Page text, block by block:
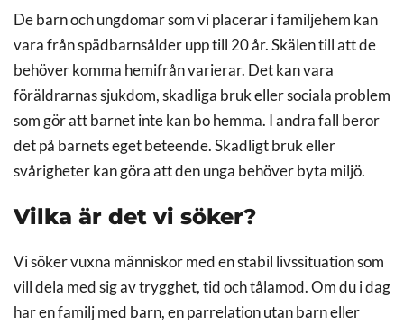
De barn och ungdomar som vi placerar i familjehem kan
vara från spädbarnsålder upp till 20 år. Skälen till att de
behöver komma hemifrån varierar. Det kan vara
föräldrarnas sjukdom, skadliga bruk eller sociala problem
som gör att barnet inte kan bo hemma. I andra fall beror
det på barnets eget beteende. Skadligt bruk eller
svårigheter kan göra att den unga behöver byta miljö.
Vilka är det vi söker?
Vi söker vuxna människor med en stabil livssituation som
vill dela med sig av trygghet, tid och tålamod. Om du i dag
har en familj med barn, en parrelation utan barn eller